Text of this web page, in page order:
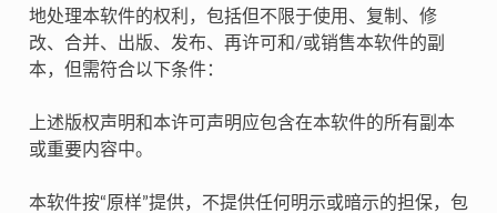
地处理本软件的权利，包括但不限于使用、复制、修
改、合并、出版、发布、再许可和/或销售本软件的副
本，但需符合以下条件：
上述版权声明和本许可声明应包含在本软件的所有副本
或重要内容中。
本软件按“原样”提供，不提供任何明示或暗示的担保，包